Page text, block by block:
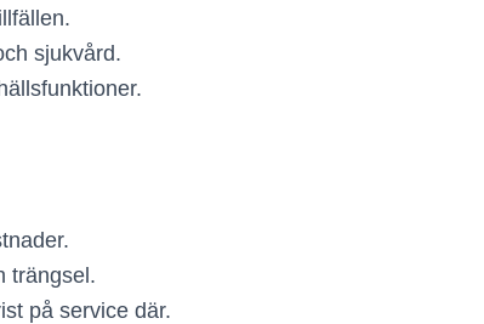
sjukvård.
trängsel.
på service där.